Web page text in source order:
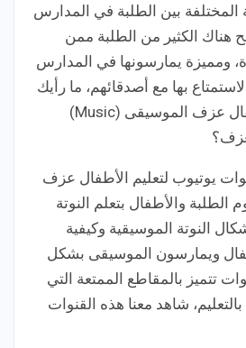
المختلفة بين الطلبة في المدارس
هناك الكثير من الطلبة ممن
ومميزة يمارسونها في المدارس
بها مع أصدقائهم، ما رأيك
اليوم في تعليم الأطفال عزف الموسيقى (Music)
يوتيوب لتعليم الأطفال عزف
الطلبة والأطفال بتعلم النوتة
النوتة الموسيقية وكيفية
ويمارسون الموسيقى بشكل
تتميز بالمقاطع الممتعة التي
شاهد معنا هذه القنوات